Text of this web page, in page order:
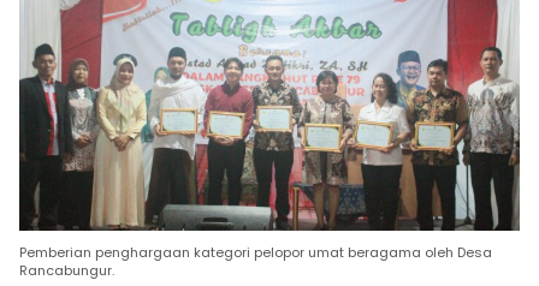
Pemberian penghargaan kategori pelopor umat beragama oleh Desa
Rancabungur.